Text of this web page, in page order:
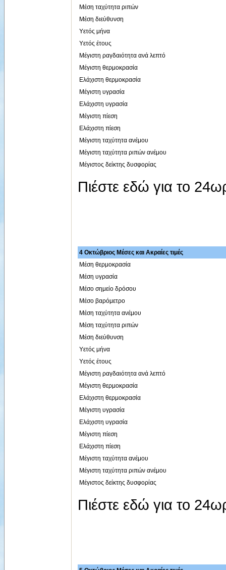
Μέση ταχύτητα ριπών
Μέση διεύθυνση
Υετός μήνα
Υετός έτους
Μέγιστη ραγδαιότητα ανά λεπτό
Μέγιστη θερμοκρασία
Ελάχιστη θερμοκρασία
Μέγιστη υγρασία
Ελάχιστη υγρασία
Μέγιστη πίεση
Ελάχιστη πίεση
Μέγιστη ταχύτητα ανέμου
Μέγιστη ταχύτητα ριπών ανέμου
Μέγιστος δείκτης δυσφορίας
Πιέστε εδώ για το
4 Οκτώβριος Μέσες και Ακραίες τιμές
Μέση θερμοκρασία
Μέση υγρασία
Μέσο σημείο δρόσου
Μέσο βαρόμετρο
Μέση ταχύτητα ανέμου
Μέση ταχύτητα ριπών
Μέση διεύθυνση
Υετός μήνα
Υετός έτους
Μέγιστη ραγδαιότητα ανά λεπτό
Μέγιστη θερμοκρασία
Ελάχιστη θερμοκρασία
Μέγιστη υγρασία
Ελάχιστη υγρασία
Μέγιστη πίεση
Ελάχιστη πίεση
Μέγιστη ταχύτητα ανέμου
Μέγιστη ταχύτητα ριπών ανέμου
Μέγιστος δείκτης δυσφορίας
Πιέστε εδώ για το